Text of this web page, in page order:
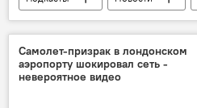
Самолет-призрак в лондонском
аэропорту шокировал сеть -
невероятное видео